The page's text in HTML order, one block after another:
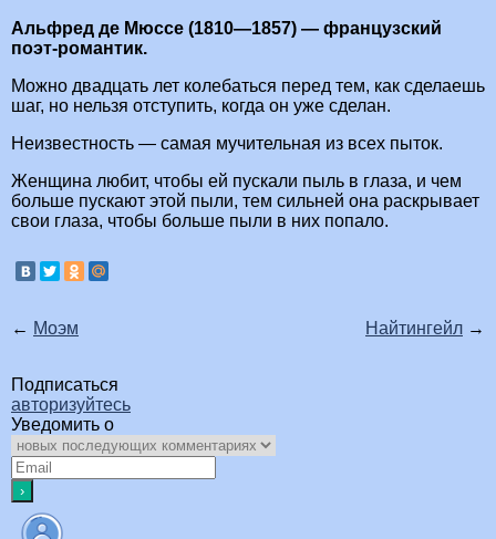
Альфред де Мюссе (1810—1857) — французский
поэт-романтик.
Можно двадцать лет колебаться перед тем, как сделаешь
шаг, но нельзя отступить, когда он уже сделан.
Неизвестность — самая мучительная из всех пыток.
Женщина любит, чтобы ей пускали пыль в глаза, и чем
больше пускают этой пыли, тем сильней она раскрывает
свои глаза, чтобы больше пыли в них попало.
← Моэм Найтингейл →
Подписаться
авторизуйтесь
Уведомить о